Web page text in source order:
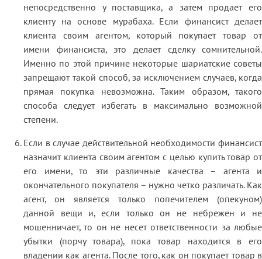
непосредственно у поставщика, а затем продает его
клиенту на основе мурабаха. Если финансист делает
клиента своим агентом, который покупает товар от
имени финансиста, это делает сделку сомнительной.
Именно по этой причине некоторые шариатские советы
запрещают такой способ, за исключением случаев, когда
прямая покупка невозможна. Таким образом, такого
способа следует избегать в максимально возможной
степени.
Если в случае действительной необходимости финансист
назначит клиента своим агентом с целью купить товар от
его имени, то эти различные качества – агента и
окончательного покупателя – нужно четко различать. Как
агент, он является только попечителем (опекуном)
данной вещи и, если только он не небрежен и не
мошенничает, то он не несет ответственности за любые
убытки (порчу товара), пока товар находится в его
владении как агента. После того, как он покупает товар в